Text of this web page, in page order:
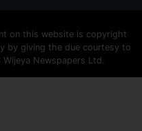
on this website is copyright
by giving the due courtesy to
Newspapers Ltd.